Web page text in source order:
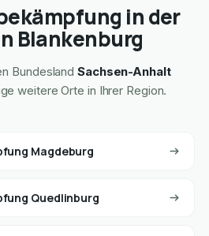
in der
Blankenburg
BundeslandSachsen-Anhalt
weitere Orte in Ihrer Region.
Magdeburg
Quedlinburg